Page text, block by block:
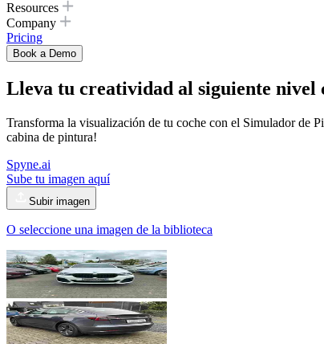
Resources
Company
Pricing
Book a Demo
Lleva tu creatividad al siguiente nivel
Transforma la visualización de tu coche con el Simulador de
cabina de pintura!
Spyne.ai
Sube tu imagen aquí
Subir imagen
O seleccione una imagen de la biblioteca